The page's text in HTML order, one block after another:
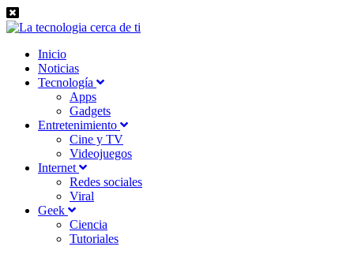
Inicio
Noticias
Tecnología
Apps
Gadgets
Entretenimiento
Cine y TV
Videojuegos
Internet
Redes sociales
Viral
Geek
Ciencia
Tutoriales